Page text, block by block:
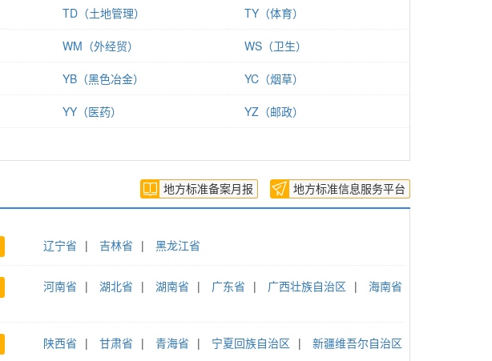
TD（土地管理） TY（体育）
WM（外经贸） WS（卫生）
YB（黑色冶金） YC（烟草）
YY（医药） YZ（邮政）
地方标准信息服务平台
地方标准备案月报
辽宁省 | 吉林省 | 黑龙江省
河南省 | 湖北省 | 湖南省 | 广东省 | 广西壮族自治区 | 海南省
陕西省 | 甘肃省 | 青海省 | 宁夏回族自治区 | 新疆维吾尔自治区